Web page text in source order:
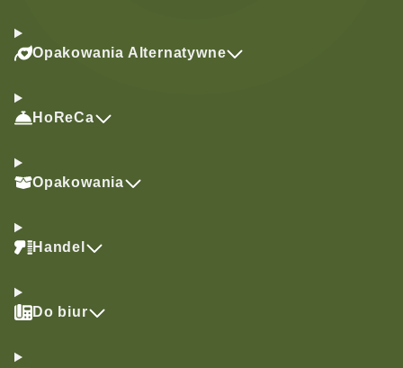
Opakowania Alternatywne
HoReCa
Opakowania
Handel
Do biur